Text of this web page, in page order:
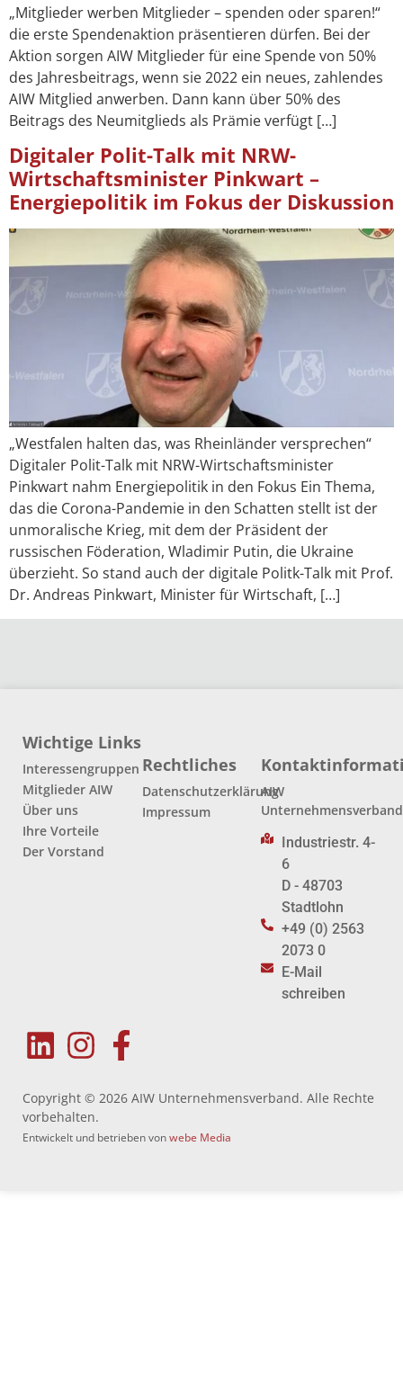
„Mitglieder werben Mitglieder – spenden oder sparen!“
die erste Spendenaktion präsentieren dürfen. Bei der
Aktion sorgen AIW Mitglieder für eine Spende von 50%
des Jahresbeitrags, wenn sie 2022 ein neues, zahlendes
AIW Mitglied anwerben. Dann kann über 50% des
Beitrags des Neumitglieds als Prämie verfügt […]
Digitaler Polit-Talk mit NRW-
Wirtschaftsminister Pinkwart –
Energiepolitik im Fokus der Diskussion
„Westfalen halten das, was Rheinländer versprechen“
Digitaler Polit-Talk mit NRW-Wirtschaftsminister
Pinkwart nahm Energiepolitik in den Fokus Ein Thema,
das die Corona-Pandemie in den Schatten stellt ist der
unmoralische Krieg, mit dem der Präsident der
russischen Föderation, Wladimir Putin, die Ukraine
überzieht. So stand auch der digitale Politk-Talk mit Prof.
Dr. Andreas Pinkwart, Minister für Wirtschaft, […]
Wichtige Links
Interessengruppen
Mitglieder AIW
Über uns
Ihre Vorteile
Der Vorstand
Rechtliches
Datenschutzerklärung
Impressum
AIW
Unternehmensverband
Industriestr. 4-
6
D - 48703
Stadtlohn
+49 (0) 2563
2073 0
E-Mail
schreiben
Copyright © 2026 AIW Unternehmensverband. Alle Rechte
vorbehalten.
Entwickelt und betrieben vonwebe Media